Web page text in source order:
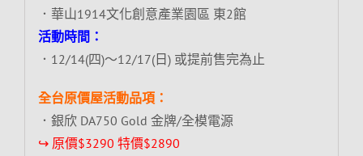
．華山1914文化創意產業園區 東2館
活動時間：
．12/14(四)～12/17(日) 或提前售完為止
全台原價屋活動品項：
．銀欣 DA750 Gold 金牌/全模電源
↪ 原價$3290 特價$2890